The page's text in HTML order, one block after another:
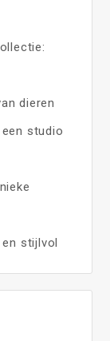
dieren
studio
stijlvol